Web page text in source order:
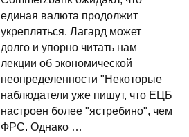
единая валюта продолжит
укрепляться. Лагард может
долго и упорно читать нам
лекции об экономической
неопределенности "Некоторые
наблюдатели уже пишут, что ЕЦБ
настроен более "ястребино", чем
ФРС. Однако …